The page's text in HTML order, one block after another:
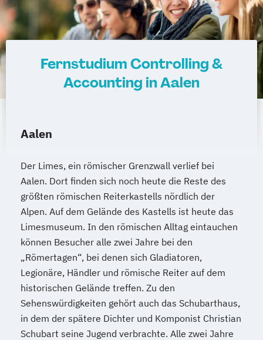
Intelligenz
Wirtschaftspsychologie & Leadership
Wirtschaftspsychologie (DE/EN))
Wirtschaftspsychologie im Online-
Abendstudium
Fernstudium Controlling &
Accounting in Aalen
Aalen
Der Limes, ein römischer Grenzwall verlief bei
Aalen. Dort finden sich noch heute die Reste des
größten römischen Reiterkastells nördlich der
Alpen. Auf dem Gelände des Kastells ist heute das
Limesmuseum. In den römischen Alltag eintauchen
können Besucher alle zwei Jahre bei den
„Römertagen“, bei denen sich Gladiatoren,
Legionäre, Händler und römische Reiter auf dem
historischen Gelände treffen. Zu den
Sehenswürdigkeiten gehört auch das Schubarthaus,
in dem der spätere Dichter und Komponist Christian
Schubart seine Jugend verbrachte. Alle zwei Jahre